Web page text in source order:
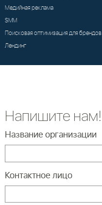
Медийная реклама
SMM
Поисковая оптимизация для брендов
Лендинг
Напишите нам!
Название организации
Контактное лицо